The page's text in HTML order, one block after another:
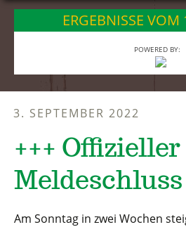
ERGEBNISSE
POWERED BY:
3. SEPTEMBER 2022
+++ Offizieller
Meldeschluss
Am Sonntag in zwei Wochen